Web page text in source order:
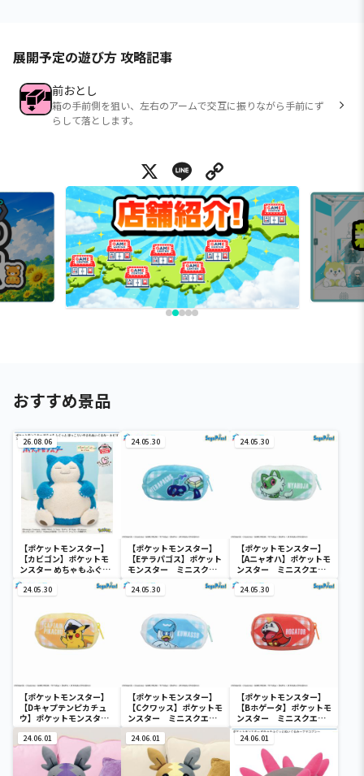
展開予定の遊び方 攻略記事
前おとし
箱の手前側を狙い、左右のアームで交互に振りながら手前にず
らして落とします。
X Line
おすすめ景品
26.08.06
【ポケットモンスター】
【カビゴン】ポケットモ
ンスター めちゃもふぐっ
と ほっこりいやされぬい
ぐるみ～カビゴン～
24.05.30
【ポケットモンスター】
【Eテラパゴス】ポケット
モンスター ミニスクエ
アポーチ
24.05.30
【ポケットモンスター】
【Aニャオハ】ポケットモ
ンスター ミニスクエア
ポーチ
24.05.30
【ポケットモンスター】
【Dキャプテンピカチュ
ウ】ポケットモンスタ
ー ミニスクエアポーチ
24.05.30
【ポケットモンスター】
【Cクワッス】ポケットモ
ンスター ミニスクエア
ポーチ
24.05.30
【ポケットモンスター】
【Bホゲータ】ポケットモ
ンスター ミニスクエア
ポーチ
24.06.01 24.06.01 24.06.01